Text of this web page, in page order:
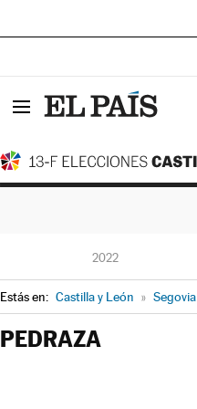
2022
Estás en: Castilla y León » Segovia
PEDRAZA